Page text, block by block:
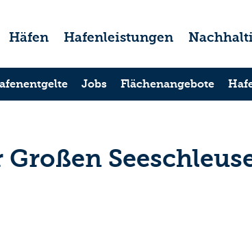
Häfen Hafenleistungen
Jobs Flächenangebote